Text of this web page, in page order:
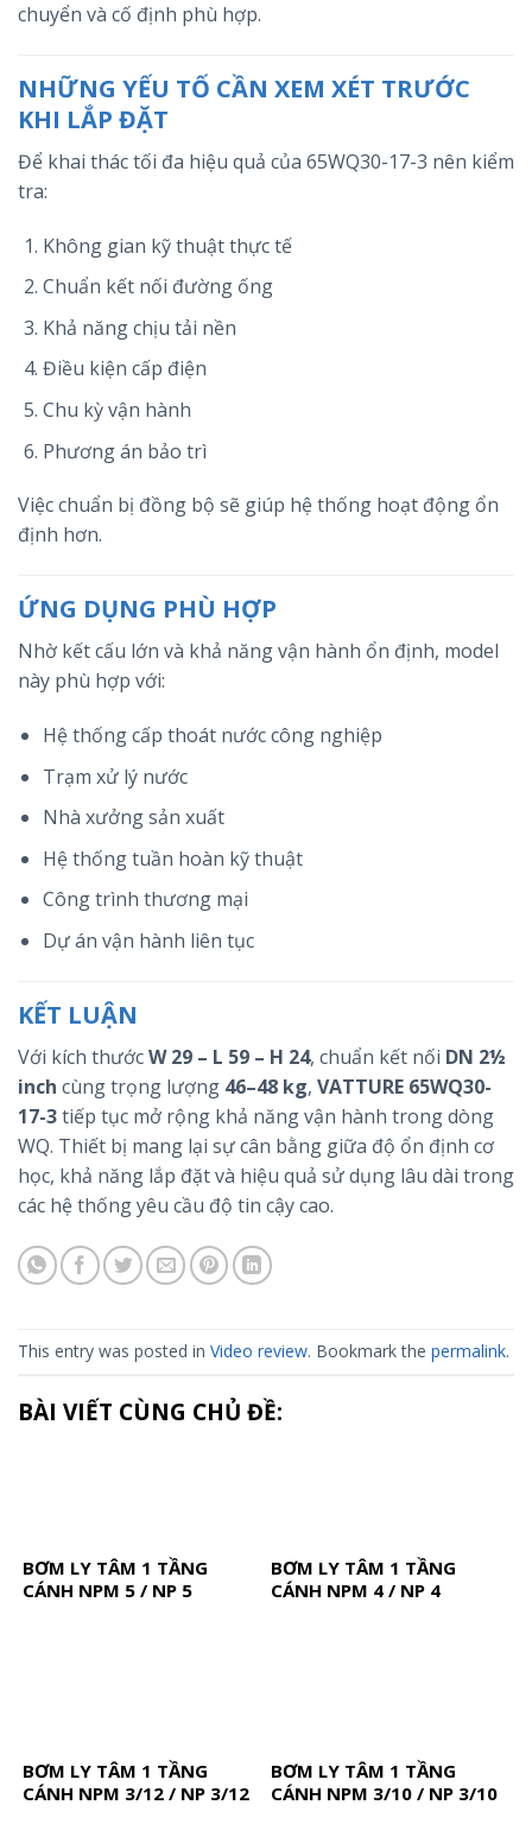
chuyển và cố định phù hợp.
NHỮNG YẾU TỐ CẦN XEM XÉT TRƯỚC
KHI LẮP ĐẶT
Để khai thác tối đa hiệu quả của 65WQ30-17-3 nên kiểm
tra:
Không gian kỹ thuật thực tế
Chuẩn kết nối đường ống
Khả năng chịu tải nền
Điều kiện cấp điện
Chu kỳ vận hành
Phương án bảo trì
Việc chuẩn bị đồng bộ sẽ giúp hệ thống hoạt động ổn
định hơn.
ỨNG DỤNG PHÙ HỢP
Nhờ kết cấu lớn và khả năng vận hành ổn định, model
này phù hợp với:
Hệ thống cấp thoát nước công nghiệp
Trạm xử lý nước
Nhà xưởng sản xuất
Hệ thống tuần hoàn kỹ thuật
Công trình thương mại
Dự án vận hành liên tục
KẾT LUẬN
Với kích thướcW 29 – L 59 – H 24, chuẩn kết nối DN 2½
inch cùng trọng lượng 46–48 kg, VATTURE 65WQ30-
17-3tiếp tục mở rộng khả năng vận hành trong dòng
WQ. Thiết bị mang lại sự cân bằng giữa độ ổn định cơ
học, khả năng lắp đặt và hiệu quả sử dụng lâu dài trong
các hệ thống yêu cầu độ tin cậy cao.
This entry was posted in Video review. Bookmark the permalink.
BÀI VIẾT CÙNG CHỦ ĐỀ:
BƠM LY TÂM 1 TẦNG
CÁNH NPM 5 / NP 5
BƠM LY TÂM 1 TẦNG
CÁNH NPM 4 / NP 4
BƠM LY TÂM 1 TẦNG
CÁNH NPM 3/12 / NP 3/12
BƠM LY TÂM 1 TẦNG
CÁNH NPM 3/10 / NP 3/10